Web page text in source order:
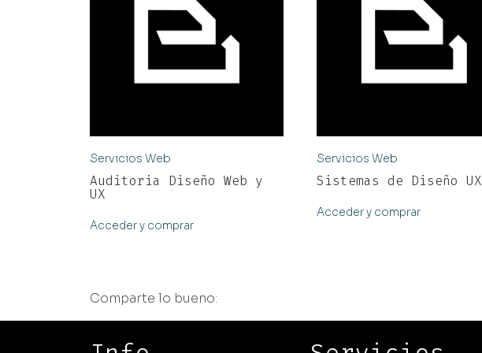
Servicios Web
Auditoria Diseño Web y
UX
Acceder y comprar
Servicios Web
Sistemas de Diseño UX
Acceder y comprar
Comparte lo bueno: